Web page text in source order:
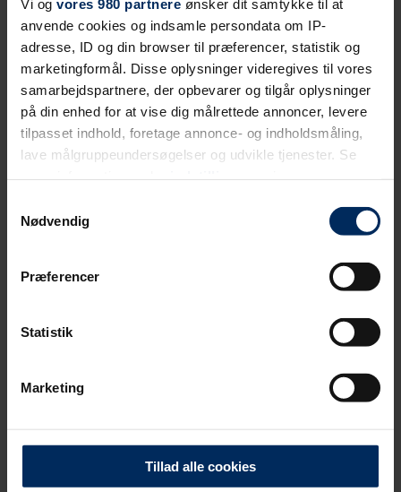
Vi og vores 980 partnere ønsker dit samtykke til at
anvende cookies og indsamle persondata om IP-
adresse, ID og din browser til præferencer, statistik og
marketingformål. Disse oplysninger videregives til vores
samarbejdspartnere, der opbevarer og tilgår oplysninger
på din enhed for at vise dig målrettede annoncer, levere
tilpasset indhold, foretage annonce- og indholdsmåling,
lave målgruppeundersøgelser og udvikle tjenester. Se
tilbage eller ændre indstillinger fra vores
"Cookiedeklaration", eller ved at trykke på "Privacy
Vi bruger primært cookies til webanalyse med henblik på at
cookies for at opdage uhensigtsmæssigheder på sitet, såsom
Nødvendig
Præferencer
Statistik
Marketing
Tillad alle cookies
Knudsgaard A/S
BygherreAP Pension
Arkitekt:Arkitema K/S
Ingeniør:Cowi A/S